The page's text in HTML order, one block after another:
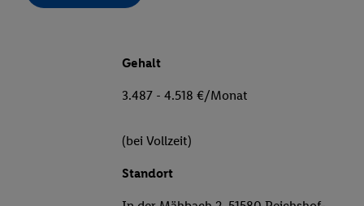
Gehalt
3.487 - 4.518 €/Monat
(bei Vollzeit)
Standort